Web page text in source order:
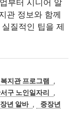
부터 시니어 알
관 정보와 함께
질적인 팁을 제
복지관 프로그램
,
구 노인일자리
,
년 알바 ,
중장년